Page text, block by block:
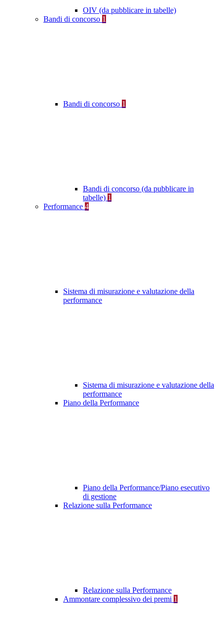
OIV (da pubblicare in tabelle)
Bandi di concorso 1
Bandi di concorso 1
Bandi di concorso (da pubblicare in
tabelle) 1
Performance 4
Sistema di misurazione e valutazione della
performance
Sistema di misurazione e valutazione della
performance
Piano della Performance
Piano della Performance/Piano esecutivo
di gestione
Relazione sulla Performance
Relazione sulla Performance
Ammontare complessivo dei premi 1